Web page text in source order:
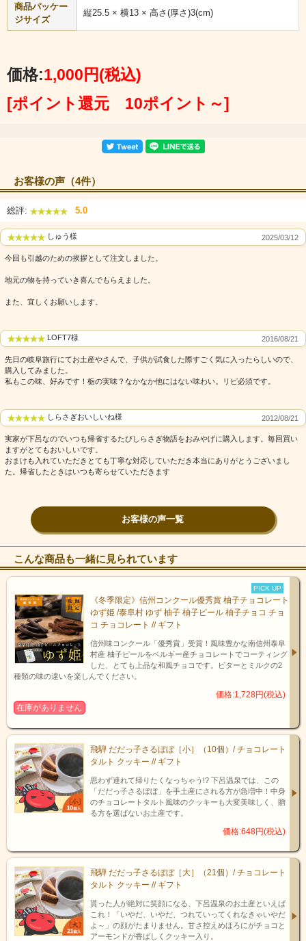
「しらさぎ物語PartII」は、岐阜県で愛される『栃の実』としらさ
サクサクとした歯触りに、程良い塩気。マイルドなチョコレート
の舌触りと栃の実の風味が、他のクランチチョコとは一線を画す
る美味しさです！
て食用になります。同様に渋抜きして食用になるコナラやミズナ
ラなどの果実（ドングリ）よりも長期間流水に浸し、大量の灰汁
で煮るなど高度な技術が必要で手間がかかります。
ですが、かつては米がほとんど取れない山村ではヒエやドングリ
と 共に主食の一角を成していました。現在では、渋抜きしたもの
“古来より温泉地として栄え、多くの湯治客を迎えてきた下呂温
泉。 そんな下呂温泉は、文永２年(1265年)に、突然温泉の湧出が
止まってしまうという窮地に立たされました。困り果てた村人達
が途方に暮れていた時、飛騨川の河原に怪我を負った一羽の白鷺
には温泉が湧き出ていたのです。”
これが下呂温泉に伝わる「白鷺伝説」。温泉発祥の伝説というこ
ともあり、下呂温泉には様々なところに白鷺をモチーフにしたオ
ブジェなどが設置されています。
「しらさぎ物語」は、下呂温泉発祥の由来である白鷺伝説を今に
伝えるお菓子として、1981年に誕生しました。以降40年以上の長
い間、地元の方から観光に訪れる方に至るまで、下呂温泉銘菓と
商品パッケー
ジサイズ
縦25.5 × 横13 × 高さ(厚さ)3(cm)
価格:1,000円(税込)
[ポイント還元 10ポイント～]
お客様の声（4件）
総評: 5.0
しゅう様 2025/03/12
今回も引越のための挨拶として注文しました。
地元の物を持っていき喜んでもらえました。
また、宜しくお願いします。
LOFT7様 2016/08/21
先日の岐阜旅行にてお土産やさんで、子供が試食した際すごく気に入ったらしいので、
購入してみました。
私もこの味、好みです！栃の実味？なかなか他にはない味わい。リピ必須です。
しらさぎおいしいね様 2012/08/21
実家が下呂なのでいつも帰省するたびしらさぎ物語をおみやげに購入します。毎回買い
ますがとてもおいしいです。
おまけも入れていただきとても丁寧な対応していただき本当にありがとうございまし
た。帰省したときはいつも寄らせていただきます
お客様の声一覧
こんな商品も一緒に見られています
PICK UP
《冬季限定》信州コンクール優秀賞 柚子チョコレート
ゆず姫 /泰阜村 ゆず 柚子 柚子ピール 柚子チョコ チョ
コ チョコレート // ギフト
信州味コンクール「優秀賞」受賞！風味豊かな南信州泰阜
村産 柚子ピールをベルギー産チョコレートでコーティング
した、とても上品な和風チョコです。ビターとミルクの2
種類の味の違いを楽しんでください。
価格:1,728円(税込)
在庫がありません
飛騨 だだっ子さるぼぼ［小］（10個）/ チョコレート
タルト クッキー // ギフト
思わず連れて帰りたくなっちゃう!? 下呂温泉では、この
「だだっ子さるぼぼ」を手土産にされる方が急増中！中身
のチョコレートタルト風味のクッキーも大変美味しく、贈
る方を選ばないお土産です。
価格:648円(税込)
飛騨 だだっ子さるぼぼ［大］（21個）/ チョコレート
タルト クッキー // ギフト
貰った人が絶対に笑顔になる、下呂温泉のお土産といえば
これ！「いやだ、いやだ、つれていってくれなきゃいやだ
よ～」の顔がたまりません。甘さ控えめほろにがチョコと
アーモンドが香ばしくクッキー入り。